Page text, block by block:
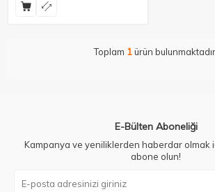
Toplam 1ürün bulunmaktadır.
E-Bülten Aboneliği
Kampanya ve yeniliklerden haberdar olmak
abone olun!